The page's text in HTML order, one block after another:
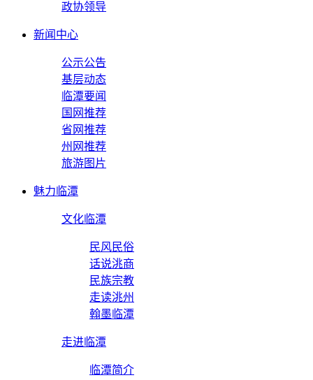
政协领导
新闻中心
公示公告
基层动态
临潭要闻
国网推荐
省网推荐
州网推荐
旅游图片
魅力临潭
文化临潭
民风民俗
话说洮商
民族宗教
走读洮州
翰墨临潭
走进临潭
临潭简介